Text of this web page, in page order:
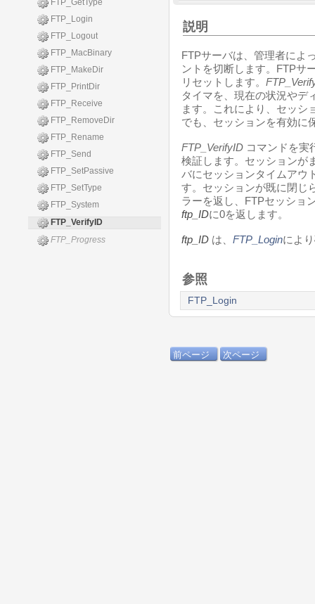
FTP_GetType
FTP_Login
FTP_Logout
FTP_MacBinary
FTP_MakeDir
FTP_PrintDir
FTP_Receive
FTP_RemoveDir
FTP_Rename
FTP_Send
FTP_SetPassive
FTP_SetType
FTP_System
FTP_VerifyID
FTP_Progress
説明
FTPサーバは、管理者によ
ントを切断します。FTPサ
リセットします。
タイマを、現在の状況やデ
ます。これにより、セッシ
でも、セッションを有効に
FTP_VerifyID コマンドを実
検証します。セッションが
バにセッションタイムアウ
す。セッションが既に閉じ
ラーを返し、FTPセッショ
ftp_IDに0を返します。
ftp_ID は、 FTP_Loginによ
参照
FTP_Login
前ページ 次ページ